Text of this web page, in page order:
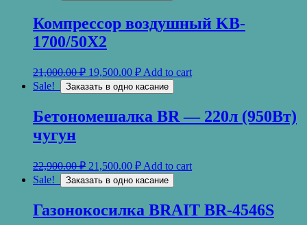
Компрессор воздушный KB-
1700/50X2
21,000.00₽ 19,500.00 ₽Add to cart
Sale!
Заказать в одно касание
Бетономешалка BR — 220л (950Вт)
чугун
22,900.00₽ 21,500.00 ₽ Add to cart
Sale!
Заказать в одно касание
Газонокосилка BRAIT BR-4546S